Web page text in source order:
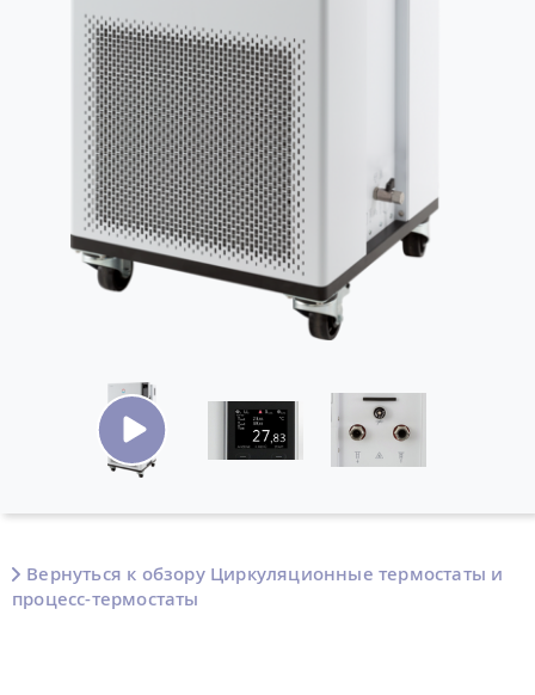
Вернуться к обзору Циркуляционные термостаты и
процесс-термостаты